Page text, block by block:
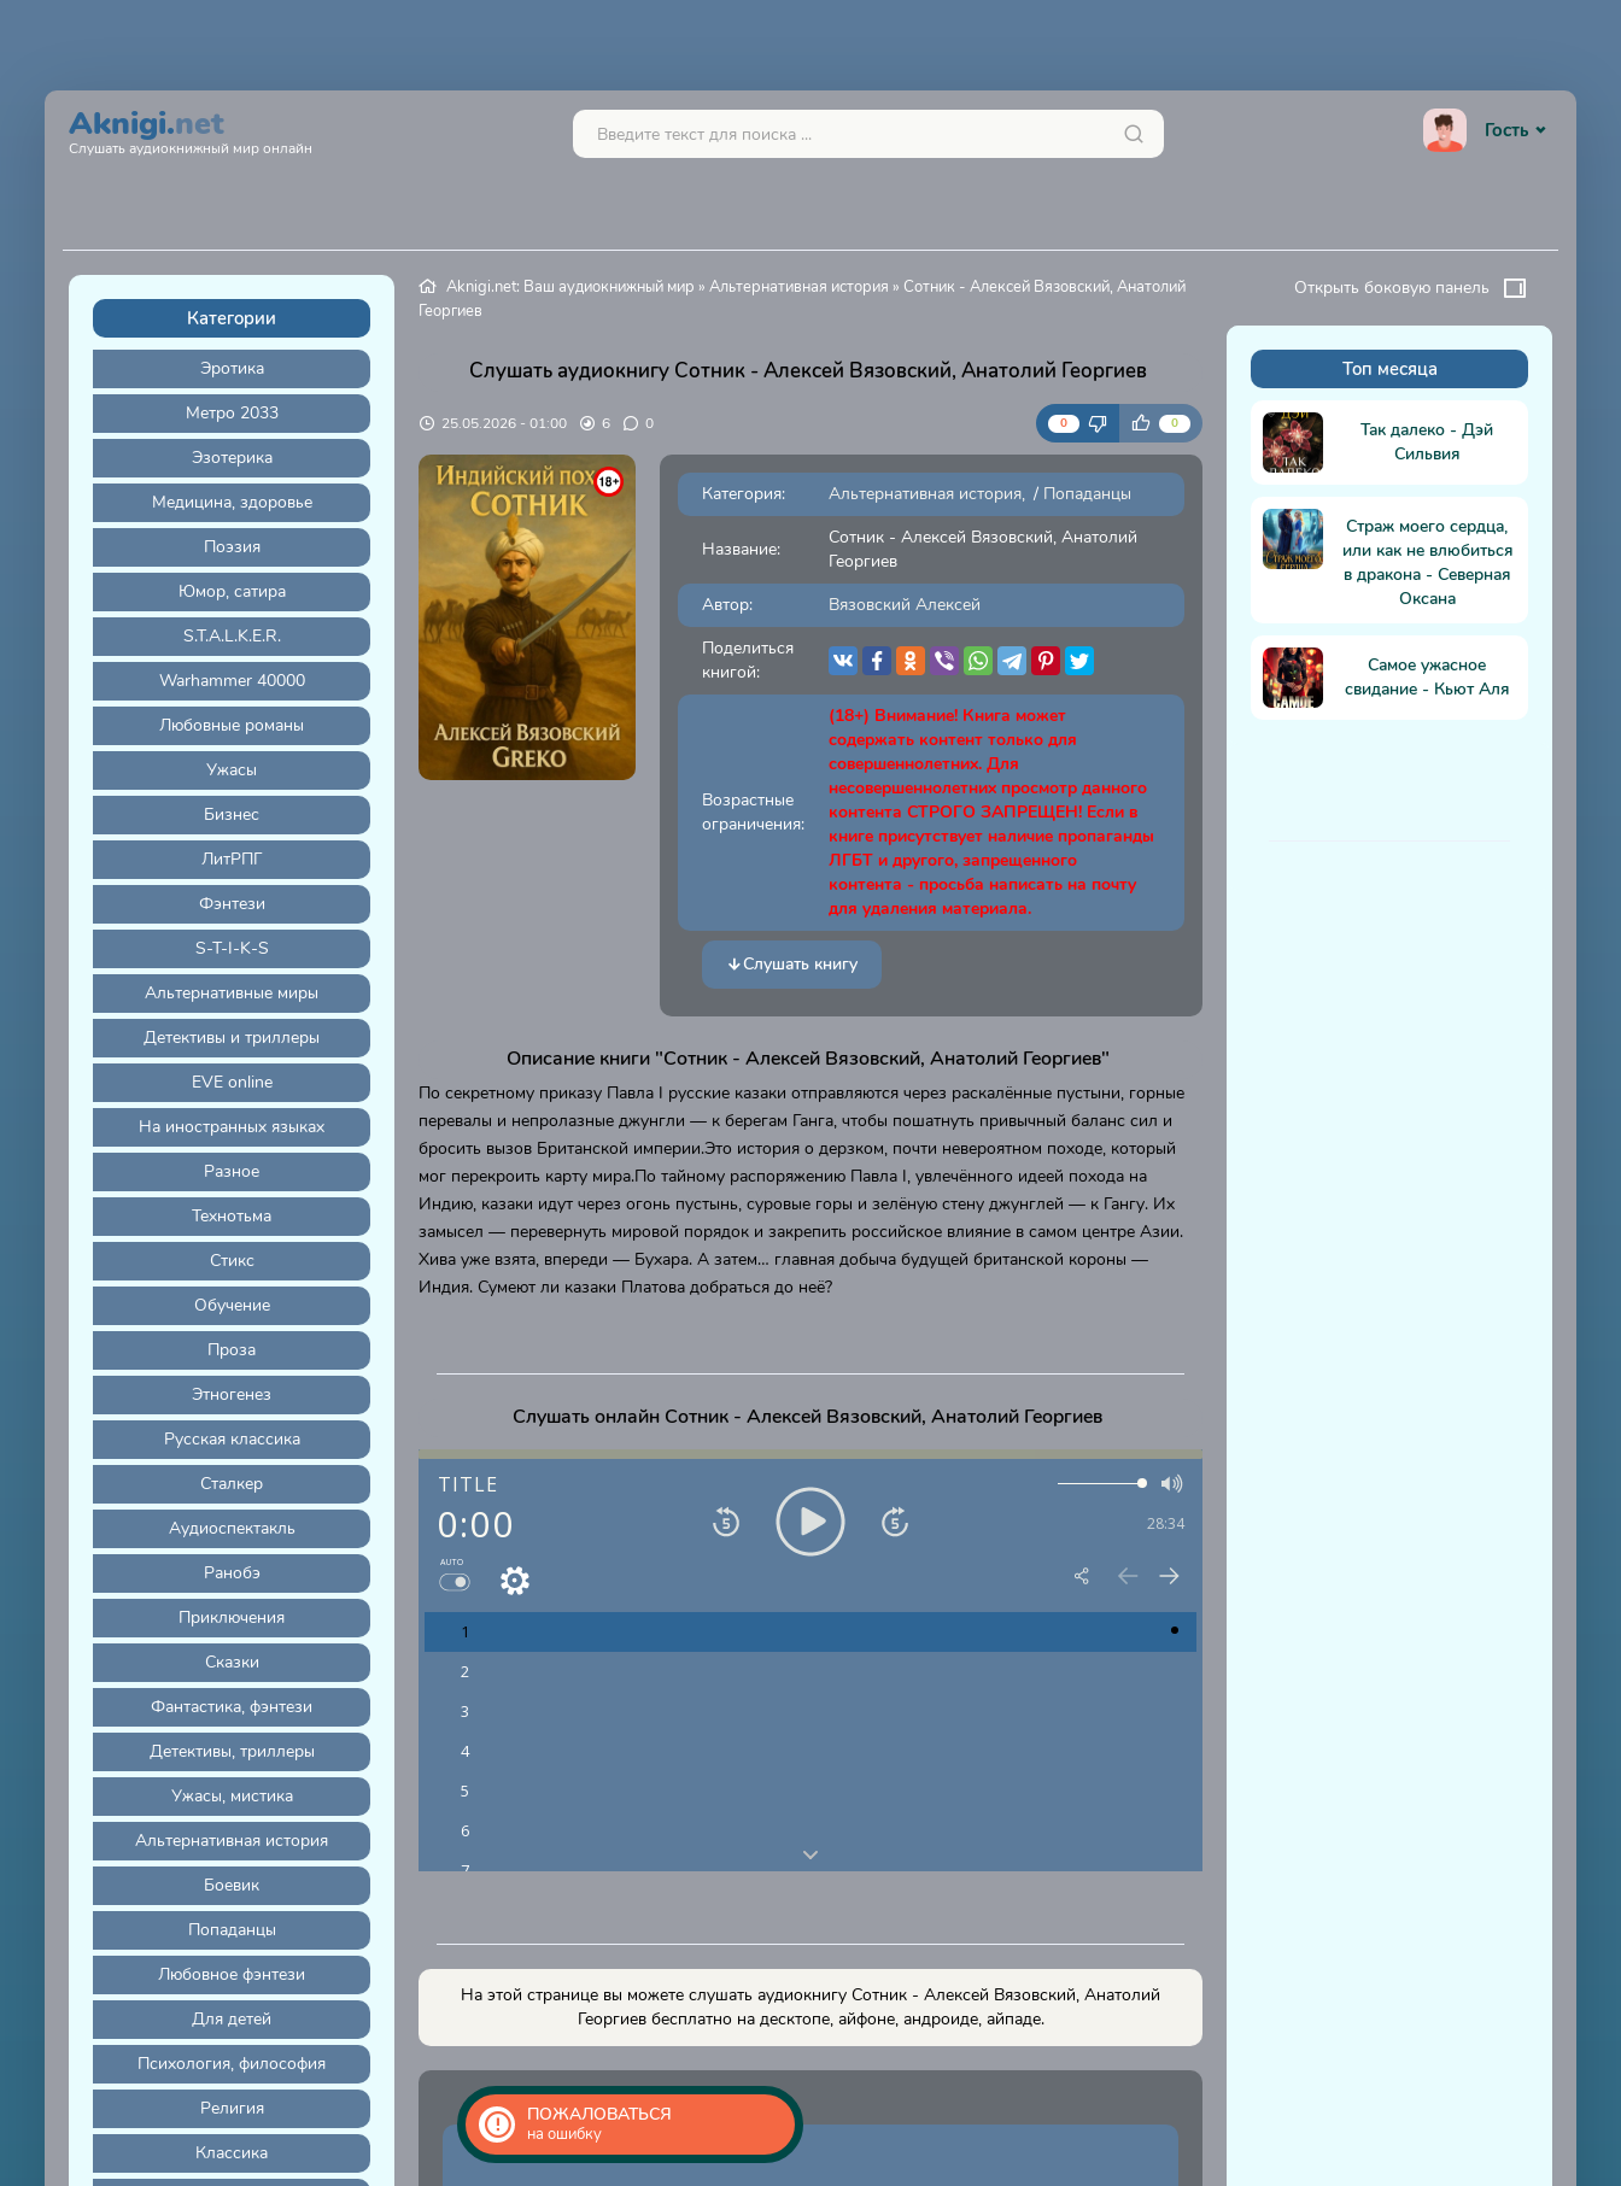
Aknigi.net
Слушать аудиокнижный мир онлайн
Гость
Категории
Эротика
Метро 2033
Эзотерика
Медицина, здоровье
Поэзия
Юмор, сатира
S.T.A.L.K.E.R.
Warhammer 40000
Любовные романы
Ужасы
Бизнес
ЛитРПГ
Фэнтези
S-T-I-K-S
Альтернативные миры
Детективы и триллеры
EVE online
На иностранных языках
Разное
Технотьма
Стикс
Обучение
Проза
Этногенез
Русская классика
Сталкер
Аудиоспектакль
Ранобэ
Приключения
Сказки
Фантастика, фэнтези
Детективы, триллеры
Ужасы, мистика
Альтернативная история
Боевик
Попаданцы
Любовное фэнтези
Для детей
Психология, философия
Религия
Классика
Aknigi.net: Ваш аудиокнижный мир » Альтернативная история » Сотник - Алексей Вязовский, Анатолий
Георгиев
Слушать аудиокнигу Сотник - Алексей Вязовский, Анатолий Георгиев
25.05.2026 - 01:00 6 0 0 0
Категория: Альтернативная история / Попаданцы
Название:
Сотник - Алексей Вязовский, Анатолий
Георгиев
Автор:
Вязовский Алексей
Поделиться
книгой:
Возрастные
ограничения:
(18+) Внимание! Книга может
содержать контент только для
совершеннолетних. Для
несовершеннолетних просмотр данного
контента СТРОГО ЗАПРЕЩЕН! Если в
книге присутствует наличие пропаганды
ЛГБТ и другого, запрещенного
контента - просьба написать на почту
для удаления материала.
Слушать книгу
Описание книги "Сотник - Алексей Вязовский, Анатолий Георгиев"
По секретному приказу Павла I русские казаки отправляются через раскалённые пустыни, горные
перевалы и непролазные джунгли — к берегам Ганга, чтобы пошатнуть привычный баланс сил и
бросить вызов Британской империи.Это история о дерзком, почти невероятном походе, который
мог перекроить карту мира.По тайному распоряжению Павла I, увлечённого идеей похода на
Индию, казаки идут через огонь пустынь, суровые горы и зелёную стену джунглей — к Гангу. Их
замысел — перевернуть мировой порядок и закрепить российское влияние в самом центре Азии.
Хива уже взята, впереди — Бухара. А затем… главная добыча будущей британской короны —
Индия. Сумеют ли казаки Платова добраться до неё?
Слушать онлайн Сотник - Алексей Вязовский, Анатолий Георгиев
TITLE
0:00 28:34
AUTO
1
2
3
4
5
6
7
9
10
12
13
14
На этой странице вы можете слушать аудиокнигу Сотник - Алексей Вязовский, Анатолий
Георгиев бесплатно на десктопе, айфоне, андроиде, айпаде.
ПОЖАЛОВАТЬСЯ
на ошибку
Открыть боковую панель
Топ месяца
Так далеко - Дэй
Сильвия
Страж моего сердца,
или как не влюбиться
в дракона - Северная
Оксана
Самое ужасное
свидание - Кьют Аля